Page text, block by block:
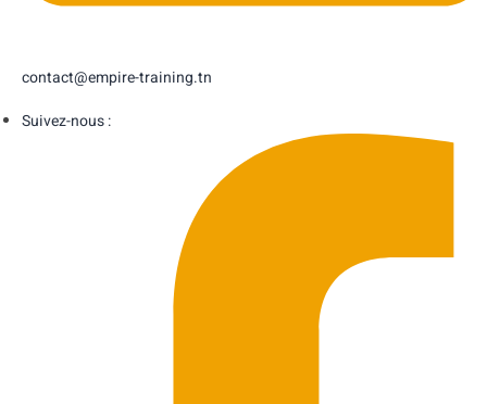
contact@empire-training.tn
Suivez-nous :